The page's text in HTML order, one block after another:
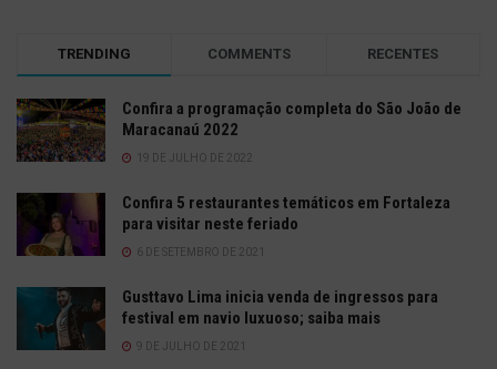
TRENDING COMMENTS RECENTES
Confira a programação completa do São João de
Maracanaú 2022
19 DE JULHO DE 2022
Confira 5 restaurantes temáticos em Fortaleza
para visitar neste feriado
6 DE SETEMBRO DE 2021
Gusttavo Lima inicia venda de ingressos para
festival em navio luxuoso; saiba mais
9 DE JULHO DE 2021